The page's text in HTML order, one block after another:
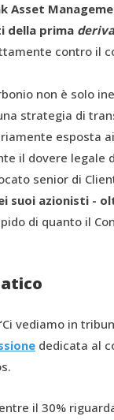
Asset
prima
contro il
non è solo
strategia di
esposta
il dovere legale
senior di
suoi azionisti -
di quanto il
vediamo in
dedicata al
il 30%